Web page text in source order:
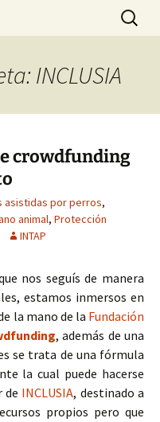
humano-
in
research
Buscar:
INCLUSIA
crowdfunding
asistidas por perros,
animal, Protección
INTAP
nos seguís de manera
estamos inmersos en
la mano de la Fundación
, además de una
se trata de una fórmula
la cual puede hacerse
de INCLUSIA, destinado a
propios pero que